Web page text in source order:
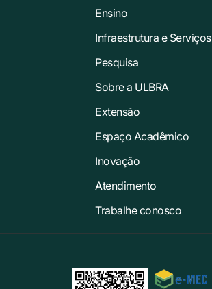
Ensino
Infraestrutura e Serviços
Pesquisa
Sobre a ULBRA
Extensão
Espaço Acadêmico
Inovação
Atendimento
Trabalhe conosco